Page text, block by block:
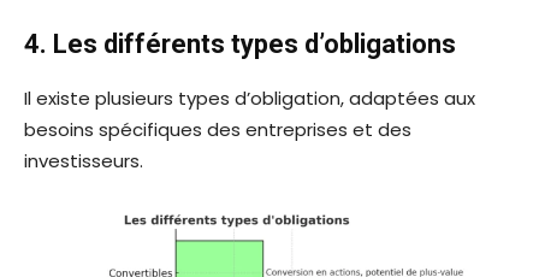
4. Les différents types d’obligations
Il existe plusieurs types d’obligation, adaptées aux
besoins spécifiques des entreprises et des
investisseurs.